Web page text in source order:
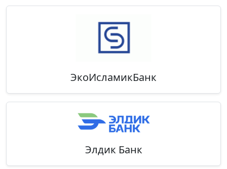
ЭкоИсламикБанк
Элдик Банк